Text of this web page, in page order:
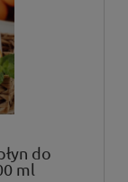
do
ml